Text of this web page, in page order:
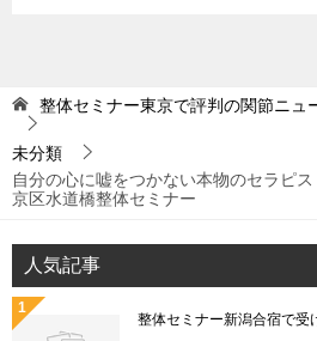
整体セミナー東京で評判の関節ニュ
未分類
自分の心に嘘をつかない本物のセラピ
京区水道橋整体セミナー
人気記事
整体セミナー新潟合宿で受